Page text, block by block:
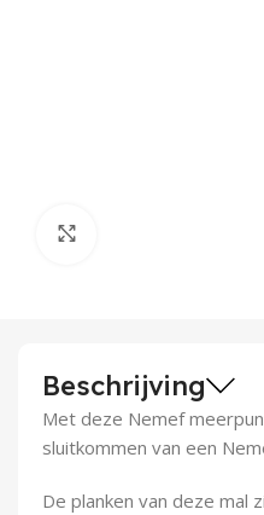
Beschrijving
Met deze Nemef
sluitkommen van een
De planken van deze mal